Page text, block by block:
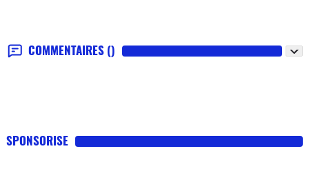
COMMENTAIRES ()
SPONSORISE